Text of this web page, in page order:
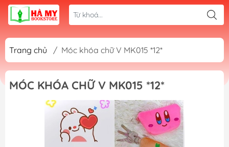
Trang chủ / Móc khóa chữ V MK015 *12*
MÓC KHÓA CHỮ V MK015 *12*